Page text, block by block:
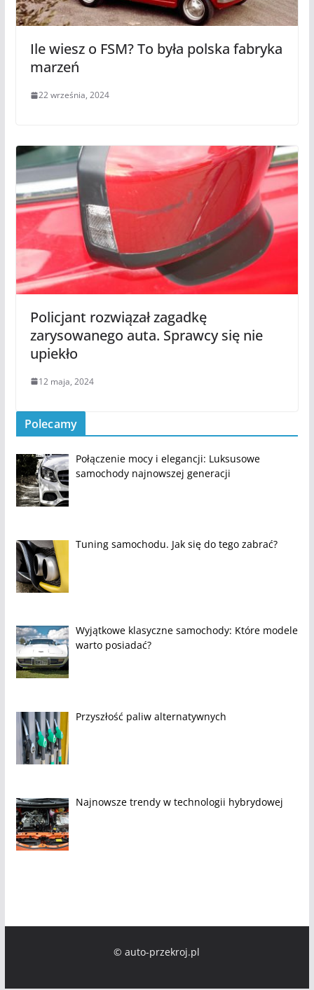
Ile wiesz o FSM? To była polska fabryka
marzeń
22 września, 2024
Policjant rozwiązał zagadkę
zarysowanego auta. Sprawcy się nie
upiekło
12 maja, 2024
Polecamy
Połączenie mocy i elegancji: Luksusowe
samochody najnowszej generacji
Tuning samochodu. Jak się do tego zabrać?
Wyjątkowe klasyczne samochody: Które modele
warto posiadać?
Przyszłość paliw alternatywnych
Najnowsze trendy w technologii hybrydowej
© auto-przekroj.pl